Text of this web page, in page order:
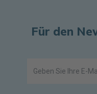
Für den